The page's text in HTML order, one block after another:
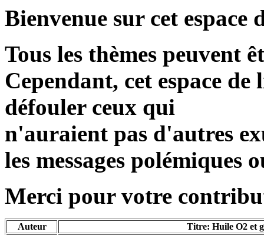
Bienvenue sur cet espace
Tous les thèmes peuvent
Cependant, cet espace
défouler ceux qui
n'auraient pas d'autres
les messages polémiques
Merci pour votre
Auteur Titre: Huile O2 et